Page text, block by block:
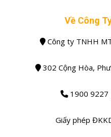
Về Công
Công ty TNHH
302 Cộng Hòa,
1900
Giấy phép